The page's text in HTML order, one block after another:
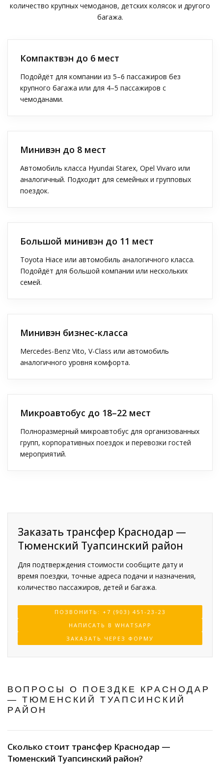
количество крупных чемоданов, детских колясок и другого
багажа.
Компактвэн до 6 мест
Подойдёт для компании из 5–6 пассажиров без
крупного багажа или для 4–5 пассажиров с
чемоданами.
Минивэн до 8 мест
Автомобиль класса Hyundai Starex, Opel Vivaro или
аналогичный. Подходит для семейных и групповых
поездок.
Большой минивэн до 11 мест
Toyota Hiace или автомобиль аналогичного класса.
Подойдёт для большой компании или нескольких
семей.
Минивэн бизнес-класса
Mercedes-Benz Vito, V-Class или автомобиль
аналогичного уровня комфорта.
Микроавтобус до 18–22 мест
Полноразмерный микроавтобус для организованных
групп, корпоративных поездок и перевозки гостей
мероприятий.
Заказать трансфер Краснодар —
Тюменский Туапсинский район
Для подтверждения стоимости сообщите дату и
время поездки, точные адреса подачи и назначения,
количество пассажиров, детей и багажа.
ПОЗВОНИТЬ: +7 (903) 451-23-23
НАПИСАТЬ В WHATSAPP
ЗАКАЗАТЬ ЧЕРЕЗ ФОРМУ
ВОПРОСЫ О ПОЕЗДКЕ КРАСНОДАР
— ТЮМЕНСКИЙ ТУАПСИНСКИЙ
РАЙОН
Сколько стоит трансфер Краснодар —
Тюменский Туапсинский район?